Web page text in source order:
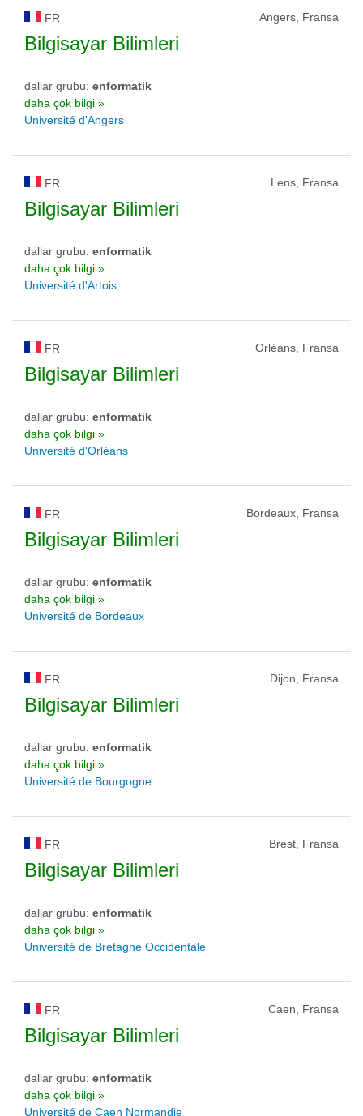
FR Angers, Fransa
Bilgisayar Bilimleri
dallar grubu: enformatik
daha çok bilgi »
Université d'Angers
FR Lens, Fransa
Bilgisayar Bilimleri
dallar grubu: enformatik
daha çok bilgi »
Université d'Artois
FR Orléans, Fransa
Bilgisayar Bilimleri
dallar grubu: enformatik
daha çok bilgi »
Université d'Orléans
FR Bordeaux, Fransa
Bilgisayar Bilimleri
dallar grubu: enformatik
daha çok bilgi »
Université de Bordeaux
FR Dijon, Fransa
Bilgisayar Bilimleri
dallar grubu: enformatik
daha çok bilgi »
Université de Bourgogne
FR Brest, Fransa
Bilgisayar Bilimleri
dallar grubu: enformatik
daha çok bilgi »
Université de Bretagne Occidentale
FR Caen, Fransa
Bilgisayar Bilimleri
dallar grubu: enformatik
daha çok bilgi »
Université de Caen Normandie